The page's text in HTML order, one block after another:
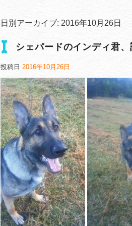
日別アーカイブ: 2016年10月26日
シェパードのインディ君
投稿日 2016年10月26日